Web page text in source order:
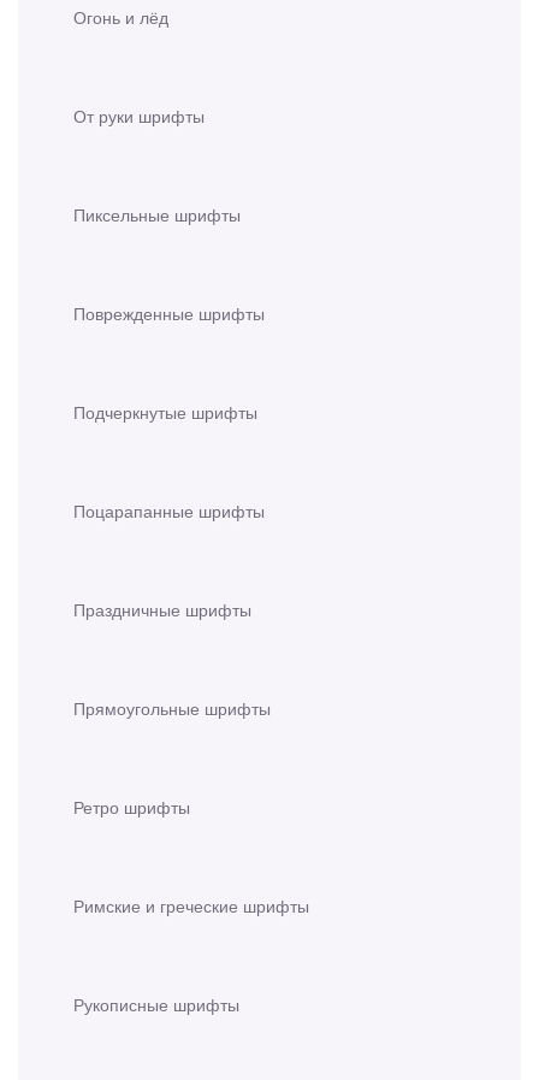
Огонь и лёд
От руки шрифты
Пиксельные шрифты
Поврежденные шрифты
Подчеркнутые шрифты
Поцарапанные шрифты
Праздничные шрифты
Прямоугольные шрифты
Ретро шрифты
Римские и греческие шрифты
Рукописные шрифты